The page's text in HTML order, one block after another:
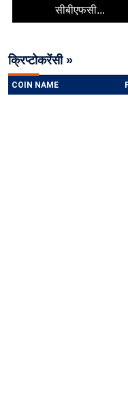
सीबीएफसी...
क्रिप्टोकरेंसी »